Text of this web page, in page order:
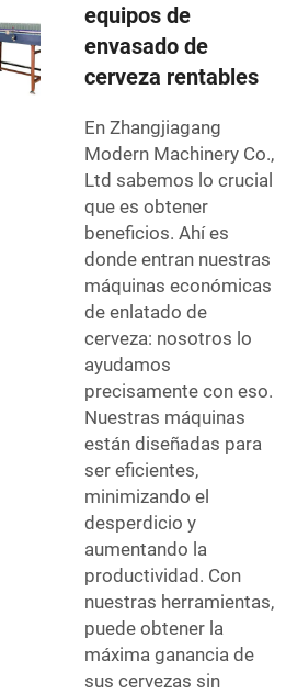
equipos de
envasado de
cerveza rentables
En Zhangjiagang
Modern Machinery Co.,
Ltd sabemos lo crucial
que es obtener
beneficios. Ahí es
donde entran nuestras
máquinas económicas
de enlatado de
cerveza: nosotros lo
ayudamos
precisamente con eso.
Nuestras máquinas
están diseñadas para
ser eficientes,
minimizando el
desperdicio y
aumentando la
productividad. Con
nuestras herramientas,
puede obtener la
máxima ganancia de
sus cervezas sin